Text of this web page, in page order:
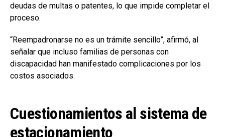
deudas de multas o patentes, lo que impide completar el
proceso.
“Reempadronarse no es un trámite sencillo”, afirmó, al
señalar que incluso familias de personas con
discapacidad han manifestado complicaciones por los
costos asociados.
Cuestionamientos al sistema de
estacionamiento